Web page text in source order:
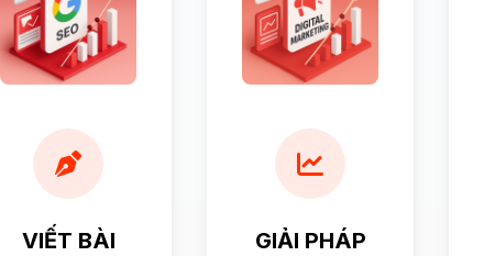
VIẾT BÀI
GIẢI PHÁP